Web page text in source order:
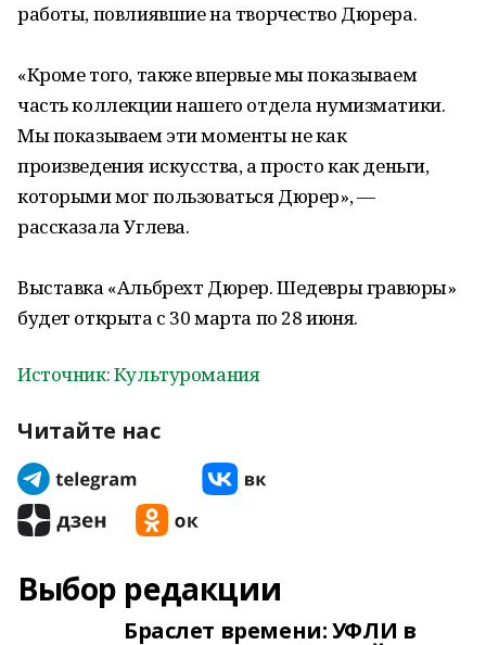
работы, повлиявшие на творчество Дюрера.
«Кроме того, также впервые мы показываем
часть коллекции нашего отдела нумизматики.
Мы показываем эти моменты не как
произведения искусства, а просто как деньги,
которыми мог пользоваться Дюрер», —
рассказала Углева.
Выставка «Альбрехт Дюрер. Шедевры гравюры»
будет открыта с 30 марта по 28 июня.
Источник: Культуромания
Читайте нас
Выбор редакции
Браслет времени: УФЛИ в